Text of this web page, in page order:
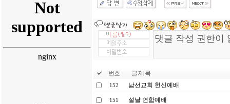
번호 글 제 목
152 남선교회 헌신예배
151 설날 연합예배